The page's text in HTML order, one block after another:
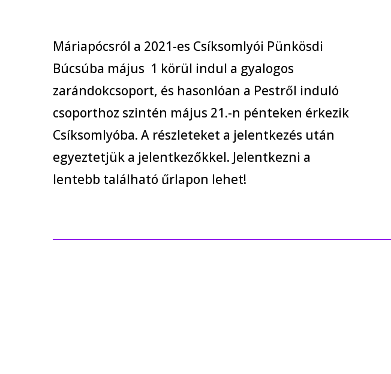
Máriapócsról a 2021-es Csíksomlyói Pünkösdi
Búcsúba május 1 körül indul a gyalogos
zarándokcsoport, és hasonlóan a Pestről induló
csoporthoz szintén május 21.-n pénteken érkezik
Csíksomlyóba. A részleteket a jelentkezés után
egyeztetjük a jelentkezőkkel. Jelentkezni a
lentebb található űrlapon lehet!